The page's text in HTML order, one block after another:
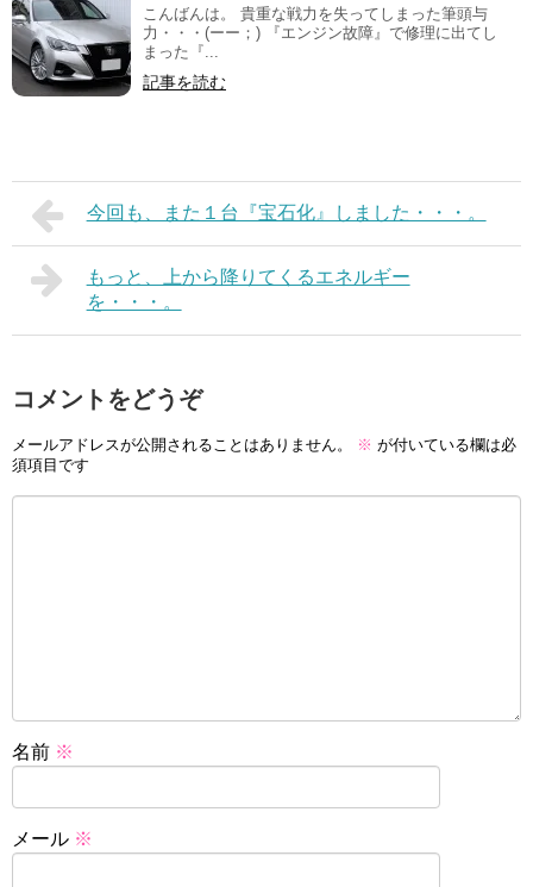
こんばんは。 貴重な戦力を失ってしまった筆頭与
力・・・(ーー；) 『エンジン故障』で修理に出てし
まった『...
記事を読む
今回も、また１台『宝石化』しました・・・。
もっと、上から降りてくるエネルギー
を・・・。
コメントをどうぞ
メールアドレスが公開されることはありません。 ※ が付いている欄は必
須項目です
名前 ※
メール ※